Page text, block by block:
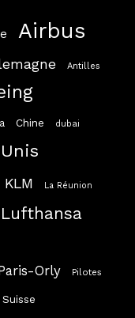
Airbus
Antilles
Chine dubai
KLM La Réunion
Lufthansa
Orly Pilotes
Suisse